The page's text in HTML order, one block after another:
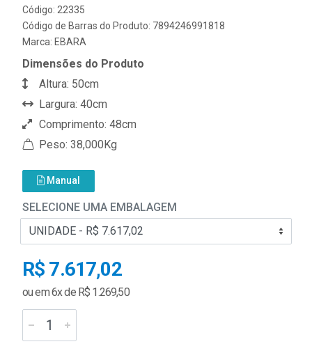
Código: 22335
Código de Barras do Produto: 7894246991818
Marca: EBARA
Dimensões do Produto
Altura: 50cm
Largura: 40cm
Comprimento: 48cm
Peso: 38,000Kg
Manual
SELECIONE UMA EMBALAGEM
R$ 7.617,02
ou em 6x de R$ 1.269,50